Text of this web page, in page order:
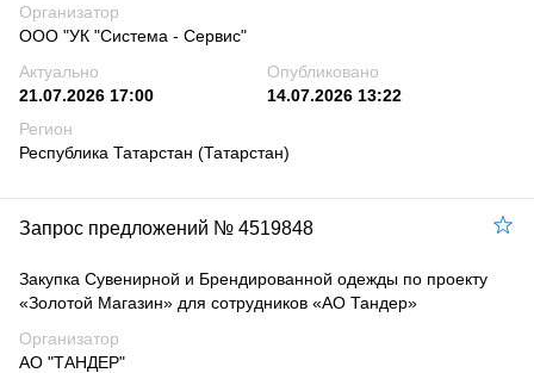
Организатор
ООО "УК "Система - Сервис"
Актуально
21.07.2026 17:00
Опубликовано
14.07.2026 13:22
Регион
Республика Татарстан (Татарстан)
Запрос предложений № 4519848
Закупка Сувенирной и Брендированной одежды по проекту
«Золотой Магазин» для сотрудников «АО Тандер»
Организатор
АО "ТАНДЕР"